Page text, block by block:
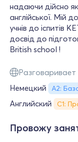
надаючи дійсно
англійської. Мій
учнів до іспитів
досвід до
British school !
Разговаривает
Немецкий А2:
Английский С1:
Провожу